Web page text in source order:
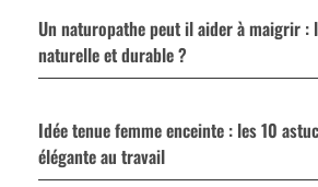
Un naturopathe peut il aider à maigrir :
naturelle et durable ?
Idée tenue femme enceinte : les 10
élégante au travail